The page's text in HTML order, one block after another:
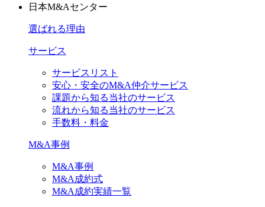
日本M&Aセンター
選ばれる理由
サービス
サービスリスト
安心・安全のM&A仲介サービス
課題から知る当社のサービス
流れから知る当社のサービス
手数料・料金
M&A事例
M&A事例
M&A成約式
M&A成約実績一覧